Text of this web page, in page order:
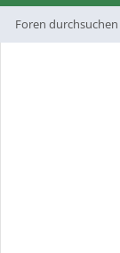
Foren durchsuchen